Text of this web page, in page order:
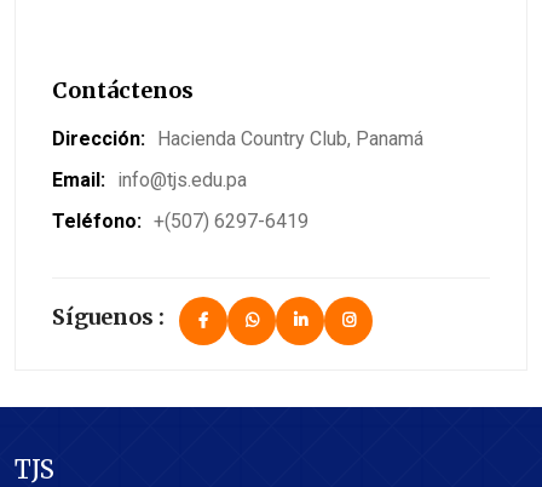
Contáctenos
Dirección:
Hacienda Country Club, Panamá
Email: info@tjs.edu.pa
Teléfono: +(507) 6297-6419
Síguenos :
TJS